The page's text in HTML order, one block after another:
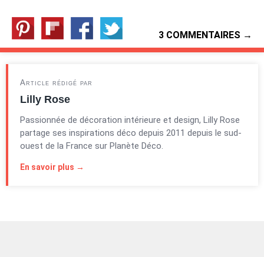
3 COMMENTAIRES →
Article rédigé par
Lilly Rose
Passionnée de décoration intérieure et design, Lilly Rose
partage ses inspirations déco depuis 2011 depuis le sud-
ouest de la France sur Planète Déco.
En savoir plus →